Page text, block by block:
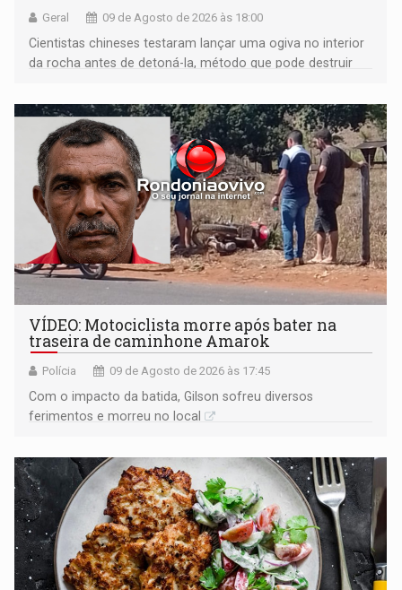
Geral 09 de Agosto de 2026 às 18:00
Cientistas chineses testaram lançar uma ogiva no interior
da rocha antes de detoná-la, método que pode destruir
VÍDEO: Motociclista morre após bater na
traseira de caminhone Amarok
Polícia 09 de Agosto de 2026 às 17:45
​Com o impacto da batida, Gilson sofreu diversos
ferimentos e morreu no local